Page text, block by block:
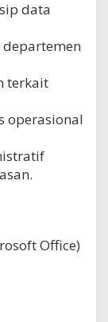
data
terkait
operasional
Office)